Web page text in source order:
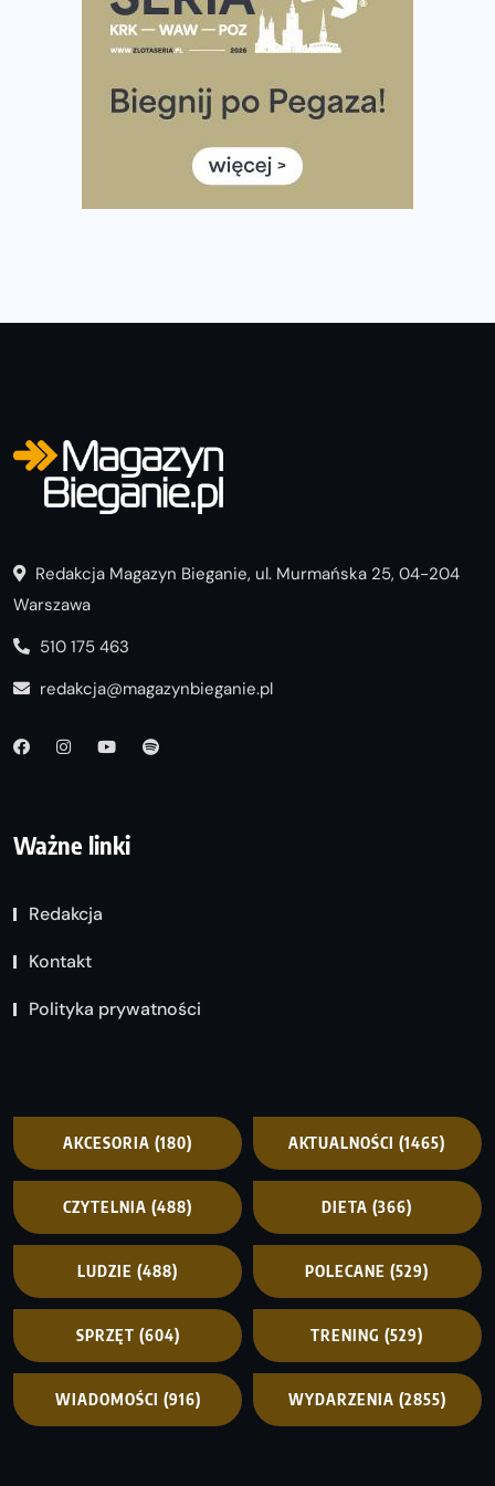
Tętno vs tempo – czym kierować się w bieganiu?
Co ma dużo białka? Produkty, które warto włączyć do
Rozbiegany Olsztyn szykuje się na weekend z
Już w tę sobotę 35. Bieg Powstania Warszawskiego.
Wystartuje rekordowa liczba uczestników
Redakcja Magazyn Bieganie, ul. Murmańska 25, 04-204
Warszawa
510 175 463
redakcja@magazynbieganie.pl
Ważne linki
Redakcja
Kontakt
Polityka prywatności
AKCESORIA (180) AKTUALNOŚCI (1465)
CZYTELNIA (488) DIETA (366)
LUDZIE (488) POLECANE (529)
SPRZĘT (604) TRENING (529)
WIADOMOŚCI (916) WYDARZENIA (2855)